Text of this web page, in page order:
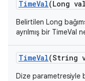
TimeVal(Long
Belirtilen Long
ayrılmış bir TimeVal
TimeVal(String
Dize parametresiyle